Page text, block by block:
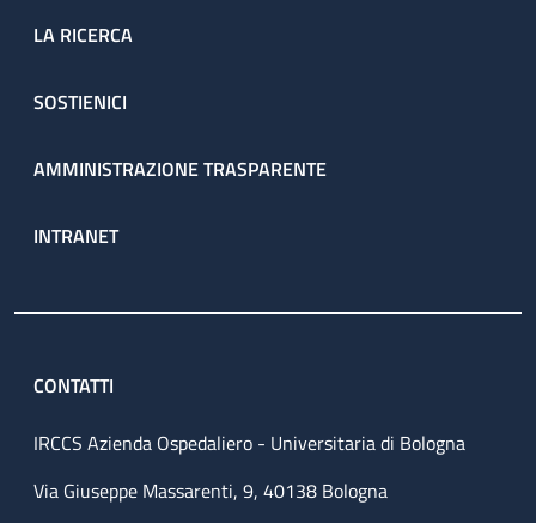
LA RICERCA
SOSTIENICI
AMMINISTRAZIONE TRASPARENTE
INTRANET
CONTATTI
IRCCS Azienda Ospedaliero - Universitaria di Bologna
Via Giuseppe Massarenti, 9, 40138 Bologna